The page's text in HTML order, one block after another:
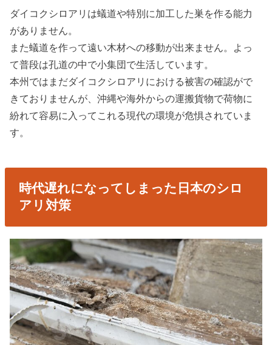
ダイコクシロアリは蟻道や特別に加工した巣を作る能力
がありません。
また蟻道を作って遠い木材への移動が出来ません。よっ
て普段は孔道の中で小集団で生活しています。
本州ではまだダイコクシロアリにおける被害の確認がで
きておりませんが、沖縄や海外からの運搬貨物で荷物に
紛れて容易に入ってこれる現代の環境が危惧されていま
す。
時代遅れになってしまった日本のシロ
アリ対策